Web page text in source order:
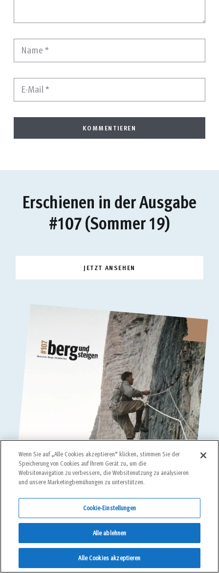
Name*
E-Mail*
Erschienen in der Ausgabe
#107 (Sommer 19)
JETZT ANSEHEN
Wenn Sie auf „Alle Cookies akzeptieren“ klicken, stimmen Sie der
Speicherung von Cookies auf Ihrem Gerät zu, um die
Websitenavigation zu verbessern, die Websitenutzung zu analysieren
und unsere Marketingbemühungen zu unterstützen.
Cookie-Einstellungen
Alle ablehnen
Alle Cookies akzeptieren